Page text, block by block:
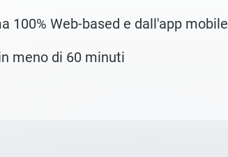
100% Web-based e dall'app mobile
meno di 60 minuti